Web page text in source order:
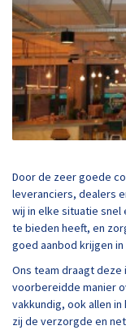
Door de zeer goede
leveranciers, dealers
wij in elke situatie
te bieden heeft, en
goed aanbod krijgen
Ons team draagt
voorbereidde manier
vakkundig, ook allen
zij de verzorgde en